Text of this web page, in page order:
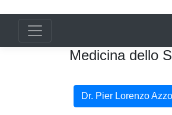
Medicina dello
Dr. Pier Lorenzo